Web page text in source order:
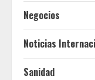
Negocios
Noticias
Sanidad